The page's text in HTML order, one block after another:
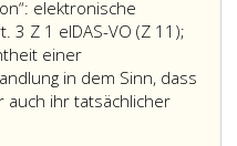
3,
durch
elektronische
3 Z 1 eIDAS-VO (Z 11);
einer
in dem Sinn, dass
auch ihr tatsächlicher